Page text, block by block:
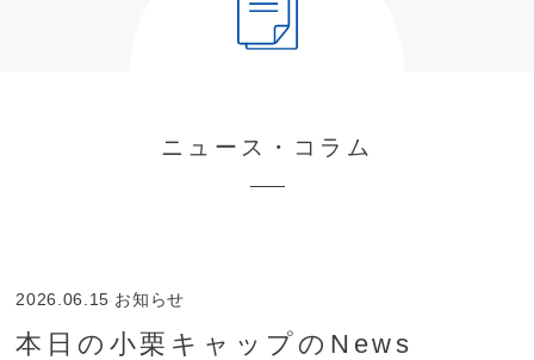
ニュース・コラム
2026.06.15 お知らせ
本日の小栗キャップのNews